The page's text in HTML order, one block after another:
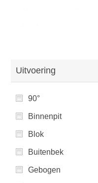
Uitvoering
90°
Binnenpit
Blok
Buitenbek
Gebogen